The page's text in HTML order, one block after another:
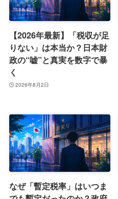
【2026年最新】「税収が足
りない」は本当か？日本財
政の“嘘”と真実を数字で暴
く
2026年8月2日
なぜ「暫定税率」はいつま